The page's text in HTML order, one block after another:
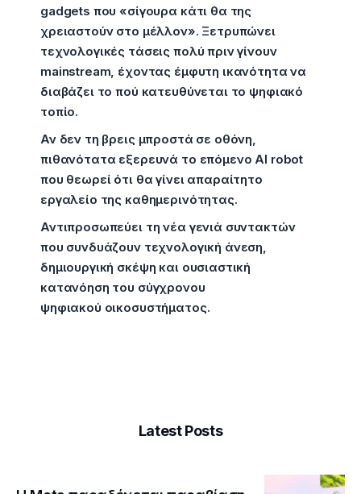
gadgets που «σίγουρα κάτι θα της
χρειαστούν στο μέλλον». Ξετρυπώνει
τεχνολογικές τάσεις πολύ πριν γίνουν
mainstream, έχοντας έμφυτη ικανότητα να
διαβάζει το πού κατευθύνεται το ψηφιακό
τοπίο.
Αν δεν τη βρεις μπροστά σε οθόνη,
πιθανότατα εξερευνά το επόμενο AI robot
που θεωρεί ότι θα γίνει απαραίτητο
εργαλείο της καθημερινότητας.
Αντιπροσωπεύει τη νέα γενιά συντακτών
που συνδυάζουν τεχνολογική άνεση,
δημιουργική σκέψη και ουσιαστική
κατανόηση του σύγχρονου
ψηφιακού οικοσυστήματος.
Latest Posts